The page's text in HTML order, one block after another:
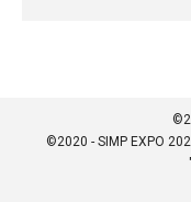
©2020 - SIMP EXPO